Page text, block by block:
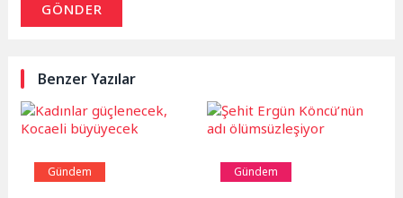
GÖNDER
Benzer Yazılar
Gündem Gündem